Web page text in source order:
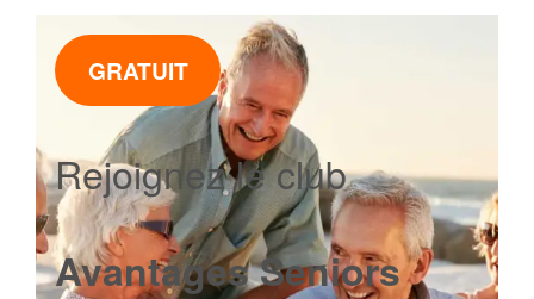
GRATUIT
Rejoignez le club
Avantages Seniors